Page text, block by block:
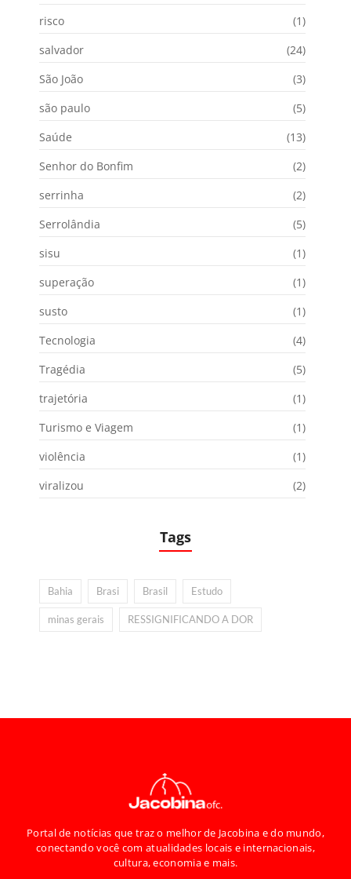
risco
(1)
salvador
(24)
São João
(3)
são paulo
(5)
Saúde
(13)
Senhor do Bonfim
(2)
serrinha
(2)
Serrolândia
(5)
sisu
(1)
superação
(1)
susto
(1)
Tecnologia
(4)
Tragédia
(5)
trajetória
(1)
Turismo e Viagem
(1)
violência
(1)
viralizou
(2)
Tags
Bahia Brasi Brasil Estudo
minas gerais RESSIGNIFICANDO A DOR
Portal de notícias que traz o melhor de Jacobina e do mundo,
conectando você com atualidades locais e internacionais,
cultura, economia e mais.